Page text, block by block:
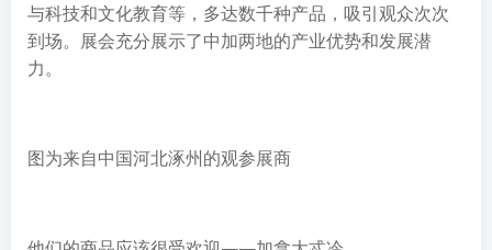
与科技和文化教育等，多达数千种产品，吸引观众次次
到场。展会充分展示了中加两地的产业优势和发展潜
力。
图为来自中国河北涿州的观参展商